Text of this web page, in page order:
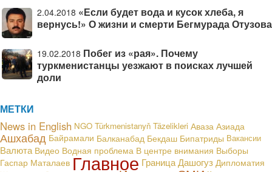
2.04.2018 «Если будет вода и кусок хлеба, я
вернусь!» О жизни и смерти Бегмурада Отузова
19.02.2018 Побег из «рая». Почему
туркменистанцы уезжают в поисках лучшей
доли
МЕТКИ
News in English NGO Türkmenistanyň Täzelikleri Аваза Азиада
Ашхабад Байрамали Балканабад Бекдаш Бипатриды Вакансии
Валюта Видео Водная проблема В центре внимания Выборы
Гаспар Маталаев Главное ГраницаДашогуз Дипломатия